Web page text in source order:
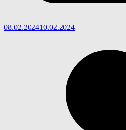
08.02.202410.02.2024